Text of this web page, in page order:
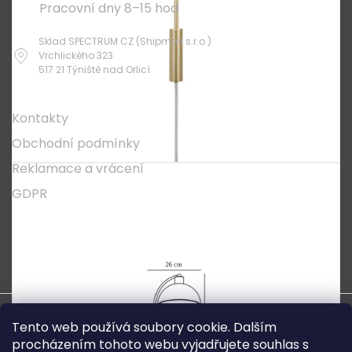
Tento web používá soubory cookie. Dalším
procházením tohoto webu vyjadřujete souhlas s
Pracovní dny 8–15 hod
Sklad SPECTRUM CZ (Shipmall s.r.o.)
Vrchlického 323
517 21 Týniště nad Orlicí
Kontakty
Obchodní podmínky
Reklamace a vrácení
GDPR
Nordlux Oja
Nordlux Explore Nordlux Landon